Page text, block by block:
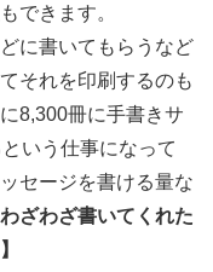
できます。
に書いてもらうなど
それを印刷するのも
8,300冊に手書きサ
いう仕事になって
セージを書ける量な
ざわざ書いてくれた